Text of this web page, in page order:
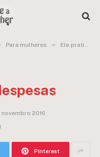
Para mulheres » Ele praticamente mora comigo, mas não divide despesas! Como dar um toque nele?
novembro 2016
Pinterest